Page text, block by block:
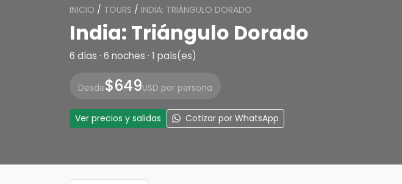
INICIO / TOURS / INDIA: TRIÁNGULO DORADO
India: Triángulo Dorado
6 días · 6 noches · 1 país(es)
Desde$649USD por persona
Ver precios y salidas Cotizar por WhatsApp